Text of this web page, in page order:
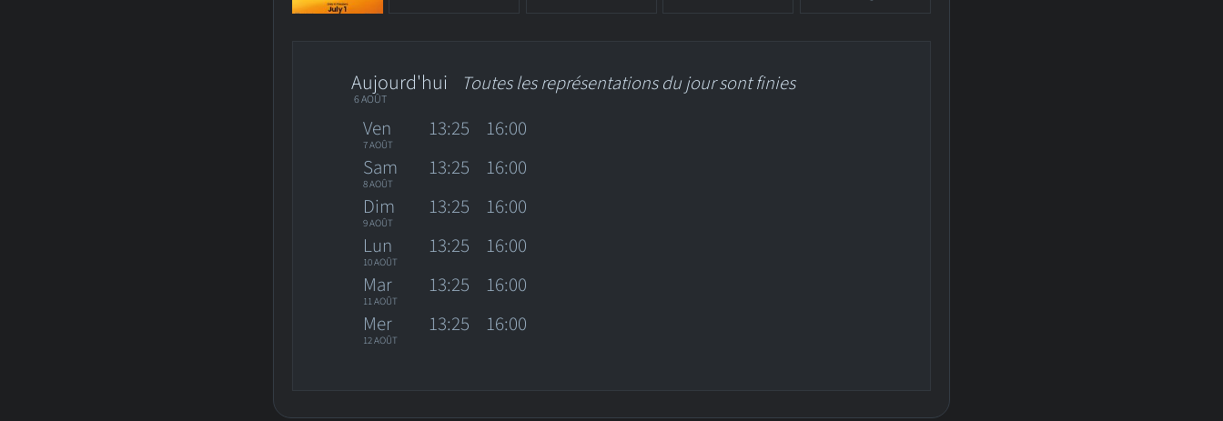
Aujourd'hui
6 AOÛT
Toutes les représentations du jour sont finies
Ven
7 AOÛT
13:25
16:00
Sam
8 AOÛT
13:25
16:00
Dim
9 AOÛT
13:25
16:00
Lun
10 AOÛT
13:25
16:00
Mar
11 AOÛT
13:25
16:00
Mer
12 AOÛT
13:25 16:00